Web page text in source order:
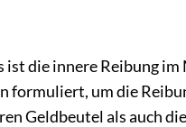
die innere Reibung im
formuliert, um die
Geldbeutel als auch